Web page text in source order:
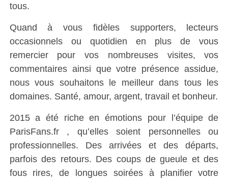
tous.
Quand à vous fidèles supporters, lecteurs
occasionnels ou quotidien en plus de vous
remercier pour vos nombreuses visites, vos
commentaires ainsi que votre présence assidue,
nous vous souhaitons le meilleur dans tous les
domaines. Santé, amour, argent, travail et bonheur.
2015 a été riche en émotions pour l’équipe de
ParisFans.fr , qu’elles soient personnelles ou
professionnelles. Des arrivées et des départs,
parfois des retours. Des coups de gueule et des
fous rires, de longues soirées à planifier votre